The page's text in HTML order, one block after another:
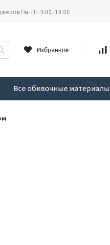
Пн–Пт 9:00–18:00
Избранное
Все обивочные материалы